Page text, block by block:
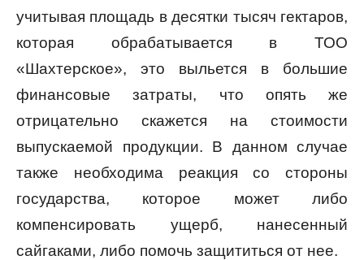
учитывая площадь в десятки тысяч гектаров,
которая обрабатывается в ТОО
«Шахтерское», это выльется в большие
финансовые затраты, что опять же
отрицательно скажется на стоимости
выпускаемой продукции. В данном случае
также необходима реакция со стороны
государства, которое может либо
компенсировать ущерб, нанесенный
сайгаками, либо помочь защититься от нее.